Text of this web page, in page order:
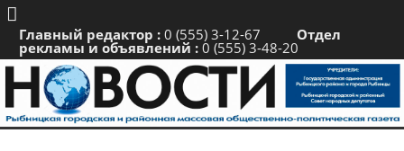
Главный редактор : 0 (555) 3-12-67 Отдел
рекламы и объявлений : 0 (555) 3-48-20
Перейти